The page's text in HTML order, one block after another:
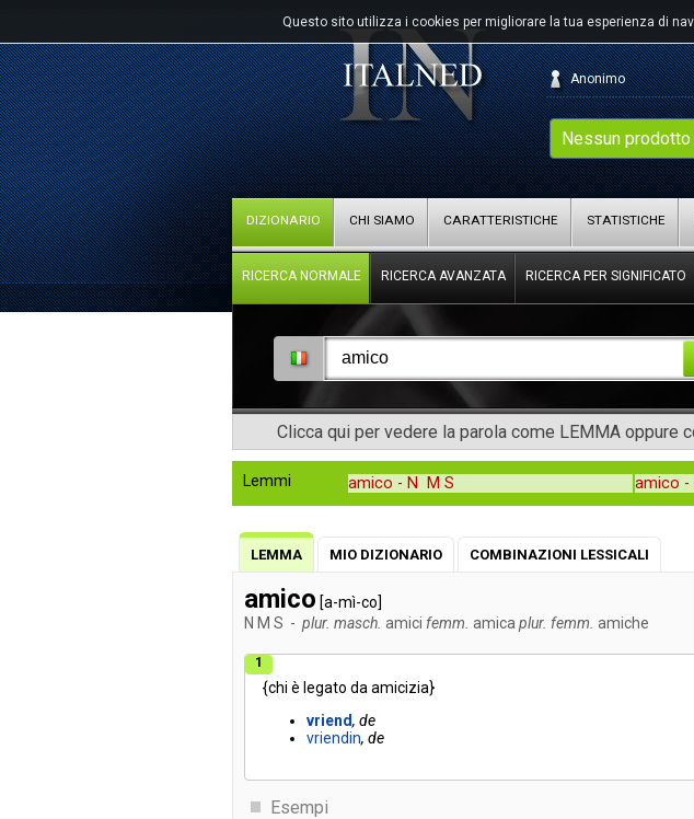
Questo sito utilizza i cookies per migliorare la tua esperienza di
Nessun
Anonimo
DIZIONARIO CHI SIAMO CARATTERISTICHE STATISTICHE
RICERCA NORMALE RICERCA AVANZATA RICERCA PER SIGNIFICATO
Clicca qui per vedere la parola come LEMMA oppure
Lemmi amico - N M S amico -
LEMMA MIO DIZIONARIO COMBINAZIONI LESSICALI
amico [a-mì-co]
N M S - plur. masch. amici femm. amica plur. femm. amiche
1
{chi è legato da amicizia}
vriend de
vriendin de
Esempi